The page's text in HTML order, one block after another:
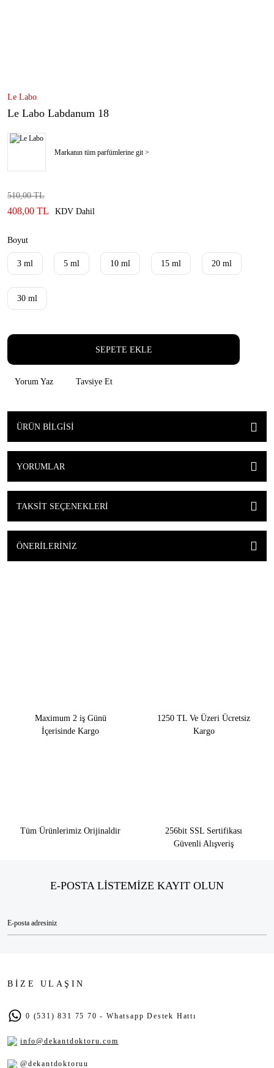
Le Labo
Le Labo Labdanum 18
Markanın tüm parfümlerine git >
510,00 TL
408,00 TL KDV Dahil
Boyut
3 ml 5 ml 10 ml 15 ml 20 ml
30 ml
SEPETE EKLE
Yorum Yaz Tavsiye Et
ÜRÜN BILGISI
YORUMLAR
TAKSIT SEÇENEKLERI
ÖNERILERINIZ
Maximum 2 iş Günü
İçerisinde Kargo
1250 TL Ve Üzeri Ücretsiz
Kargo
Tüm Ürünlerimiz Orijinaldir
256bit SSL Sertifikası
Güvenli Alışveriş
E-POSTA LİSTEMİZE KAYIT OLUN
BİZE ULAŞIN
0 (531) 831 75 70 - Whatsapp Destek Hattı
info@dekantdoktoru.com
@dekantdoktoruu